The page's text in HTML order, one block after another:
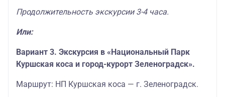
Продолжительность экскурсии 3-4 часа.
Или:
Вариант 3. Экскурсия в «Национальный Парк
Куршская коса и город-курорт Зеленоградск».
Маршрут: НП Куршская коса — г. Зеленоградск.